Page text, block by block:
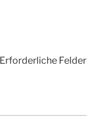
Erforderliche Felder